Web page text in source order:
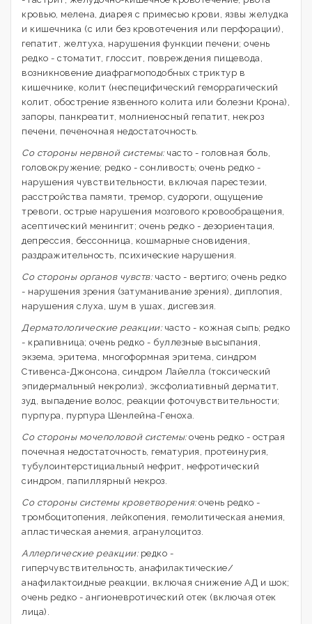
кровью, мелена, диарея с примесью крови, язвы желудка
и кишечника (с или без кровотечения или перфорации),
гепатит, желтуха, нарушения функции печени; очень
редко - стоматит, глоссит, повреждения пищевода,
возникновение диафрагмоподобных стриктур в
кишечнике, колит (неспецифический геморрагический
колит, обострение язвенного колита или болезни Крона),
запоры, панкреатит, молниеносный гепатит, некроз
печени, печеночная недостаточность.
Со стороны нервной системы: часто - головная боль,
головокружение; редко - сонливость; очень редко -
нарушения чувствительности, включая парестезии,
расстройства памяти, тремор, судороги, ощущение
тревоги, острые нарушения мозгового кровообращения,
асептический менингит; очень редко - дезориентация,
депрессия, бессонница, кошмарные сновидения,
раздражительность, психические нарушения.
Со стороны органов чувств: часто - вертиго; очень редко
- нарушения зрения (затуманивание зрения), диплопия,
нарушения слуха, шум в ушах, дисгевзия.
Дерматологические реакции: часто - кожная сыпь; редко
- крапивница; очень редко - буллезные высыпания,
экзема, эритема, многоформная эритема, синдром
Стивенса-Джонсона, синдром Лайелла (токсический
эпидермальный некролиз), эксфолиативный дерматит,
зуд, выпадение волос, реакции фоточувствительности;
пурпура, пурпура Шенлейна-Геноха.
Со стороны мочеполовой системы:очень редко - острая
почечная недостаточность, гематурия, протеинурия,
тубулоинтерстициальный нефрит, нефротический
синдром, папиллярный некроз.
Со стороны системы кроветворения:очень редко -
тромбоцитопения, лейкопения, гемолитическая анемия,
апластическая анемия, агранулоцитоз.
Аллергические реакции: редко -
гиперчувствительность, анафилактические/
анафилактоидные реакции, включая снижение АД и шок;
очень редко - ангионевротический отек (включая отек
лица).